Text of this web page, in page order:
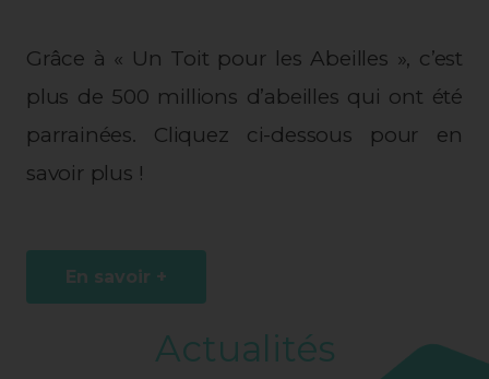
Grâce à « Un Toit pour les Abeilles », c’est
plus de 500 millions d’abeilles qui ont été
parrainées. Cliquez ci-dessous pour en
savoir plus !
En savoir +
Actualités